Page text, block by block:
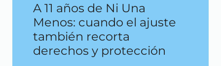
A 11 años de Ni Una
Menos: cuando el ajuste
también recorta
derechos y protección